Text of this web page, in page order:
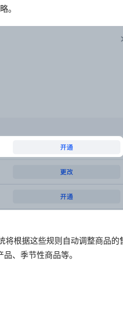
。
将根据这些规则自动调整商品的
、季节性商品等。